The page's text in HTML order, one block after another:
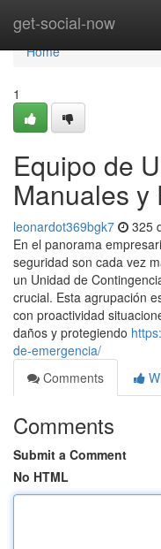
get-social-now
Home
Home
1
Equipo de
Manuales y
leonardot369bgk7 325
En el panorama
seguridad son cada vez
un Unidad de
crucial. Esta agrupación
con proactividad
daños y protegiendo
de-emergencia/
Comments
Comments
Submit a Comment
No HTML